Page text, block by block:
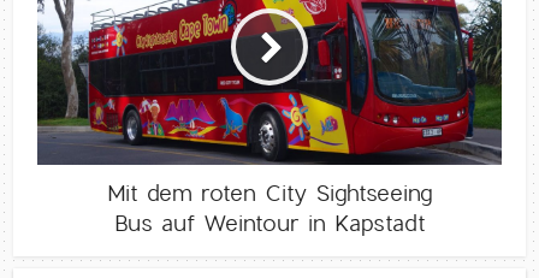
Mit dem roten City Sightseeing
Bus auf Weintour in Kapstadt